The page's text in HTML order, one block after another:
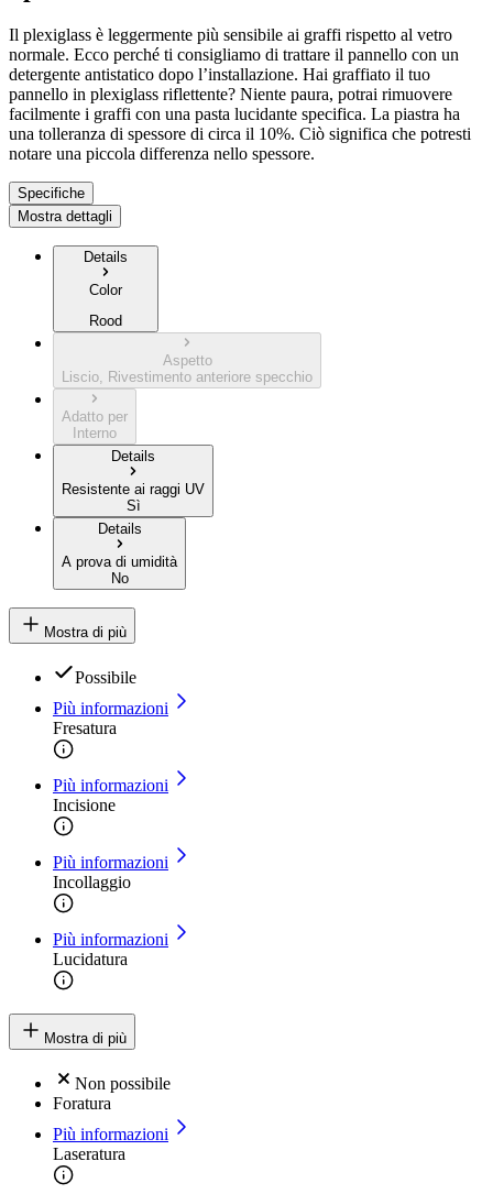
Il plexiglass è leggermente più sensibile ai graffi rispetto al vetro
normale. Ecco perché ti consigliamo di trattare il pannello con un
detergente antistatico dopo l’installazione. Hai graffiato il tuo
pannello in plexiglass riflettente? Niente paura, potrai rimuovere
facilmente i graffi con una pasta lucidante specifica. La piastra ha
una tolleranza di spessore di circa il 10%. Ciò significa che potresti
notare una piccola differenza nello spessore.
Specifiche
Mostra dettagli
Details
Color
Rood
Aspetto
Liscio, Rivestimento anteriore specchio
Adatto per
Interno
Details
Resistente ai raggi UV
Sì
Details
A prova di umidità
No
Mostra di più
Possibile
Più informazioni
Fresatura
Più informazioni
Incisione
Più informazioni
Incollaggio
Più informazioni
Lucidatura
Mostra di più
Non possibile
Foratura
Più informazioni
Laseratura